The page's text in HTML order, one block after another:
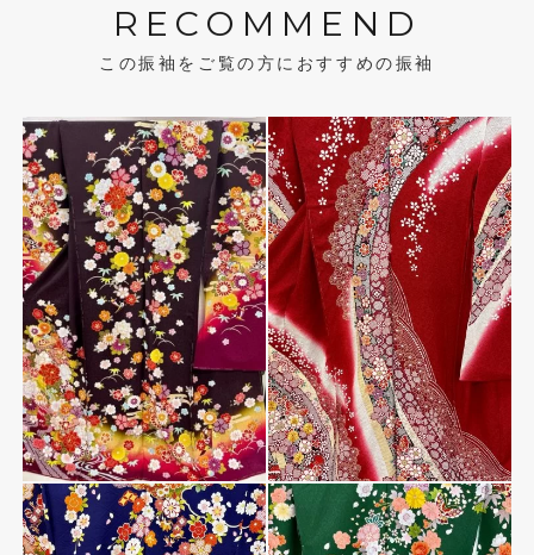
RECOMMEND
この振袖をご覧の方におすすめの振袖